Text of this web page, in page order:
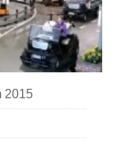
2015